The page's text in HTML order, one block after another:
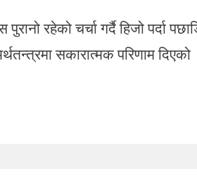
रहेको चर्चा गर्दै हिजो पर्दा
सकारात्मक परिणाम दिएको